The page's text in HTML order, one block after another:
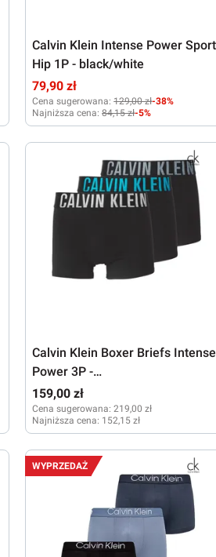
Calvin Klein Intense Power Sport
Hip 1P - black/white
79,90 zł
Cena sugerowana: 129,00 zł-38%
Najniższa cena:84,15 zł-5%
Calvin Klein Boxer Briefs Intense
Power 3P -
black//turquoise/white
159,00 zł
Cena sugerowana: 219,00 zł
Najniższa cena: 152,15 zł
M XL
WYPRZEDAŻ